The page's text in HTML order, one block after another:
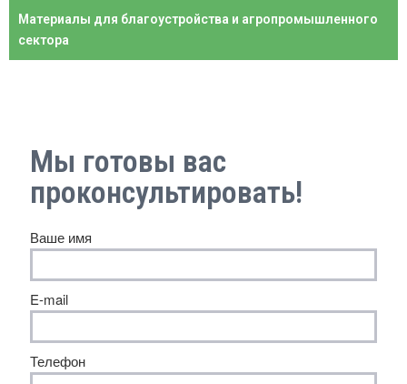
Материалы для благоустройства и агропромышленного
сектора
Мы готовы вас
проконсультировать!
Ваше имя
E-mail
Телефон